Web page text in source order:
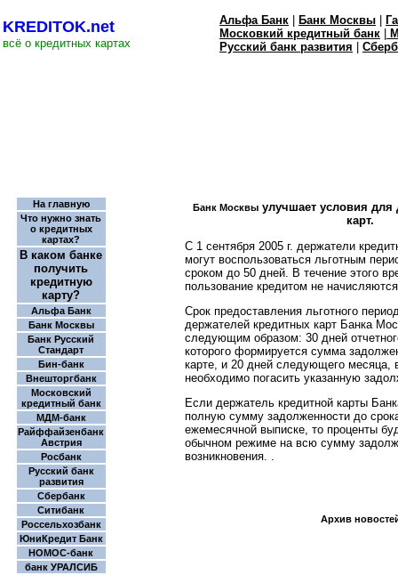
KREDITOK.net
всё о кредитных картах
Альфа Банк Банк Москвы
Московкий кредитный банк
Русский банк развития
На главную
Что нужно знать
о кредитных
картах?
В каком банке
получить
кредитную
карту?
Альфа Банк
Банк Москвы
Банк Русский
Стандарт
Бин-банк
Внешторгбанк
Московский
кредитный банк
МДМ-банк
Райффайзенбанк
Австрия
Росбанк
Русский банк
развития
Сбербанк
Ситибанк
Россельхозбанк
ЮниКредит Банк
НОМОС-банк
банк УРАЛСИБ
Банк Москвыулучшает условия для
карт.
С 1 сентября 2005 г. держатели
могут воспользоваться льготным
сроком до 50 дней. В течение этого
пользование кредитом не
Срок предоставления льготного
держателей кредитных карт Банка
следующим образом: 30 дней
которого формируется сумма
карте, и 20 дней следующего месяца,
необходимо погасить указанную
Если держатель кредитной карты
полную сумму задолженности до
ежемесячной выписке, то проценты
обычном режиме на всю сумму
возникновения. .
Архив